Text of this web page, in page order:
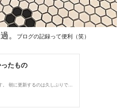
。 ブログの記録って便利（笑）